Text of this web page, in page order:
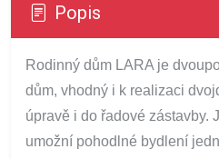
Popis
Rodinný dům LARA je
dům, vhodný i k realizaci
úpravě i do řadové zástavby.
umožní pohodlné bydlení